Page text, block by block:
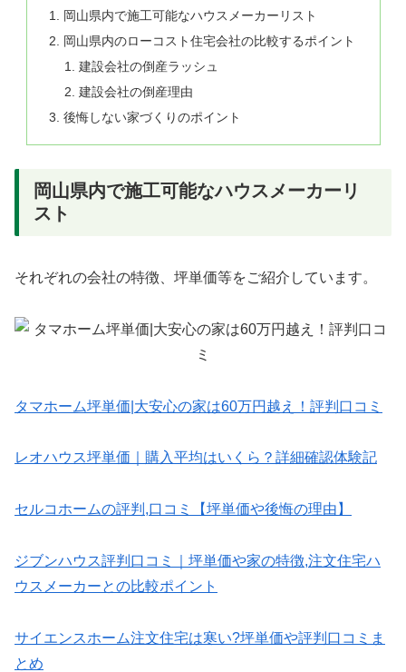
岡山県内で施工可能なハウスメーカーリスト
岡山県内のローコスト住宅会社の比較するポイント
建設会社の倒産ラッシュ
建設会社の倒産理由
後悔しない家づくりのポイント
岡山県内で施工可能なハウスメーカーリ
スト
それぞれの会社の特徴、坪単価等をご紹介しています。
タマホーム坪単価|大安心の家は60万円越え！評判口コミ
レオハウス坪単価｜購入平均はいくら？詳細確認体験記
セルコホームの評判,口コミ【坪単価や後悔の理由】
ジブンハウス評判口コミ｜坪単価や家の特徴,注文住宅ハ
ウスメーカーとの比較ポイント
サイエンスホーム注文住宅は寒い?坪単価や評判口コミま
とめ